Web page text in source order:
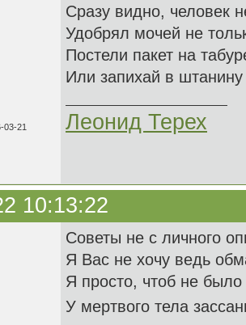
03-21
Сразу видно, человек
Удобрял мочей не
Постели пакет на
Или запихай в штанину
Леонид Терех
10:13:22
Советы не с личного
Я Вас не хочу ведь
Я просто, чтоб не было
У мертвого тела